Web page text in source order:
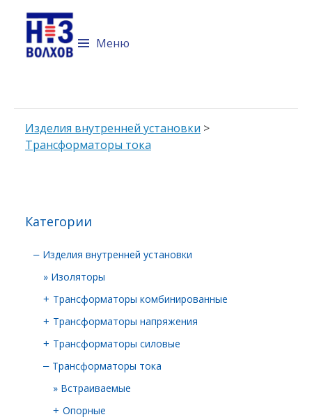
Меню
Изделия внутренней установки >
Трансформаторы тока
Категории
– Изделия внутренней установки
Изоляторы
+ Трансформаторы комбинированные
+ Трансформаторы напряжения
+ Трансформаторы силовые
– Трансформаторы тока
Встраиваемые
+ Опорные